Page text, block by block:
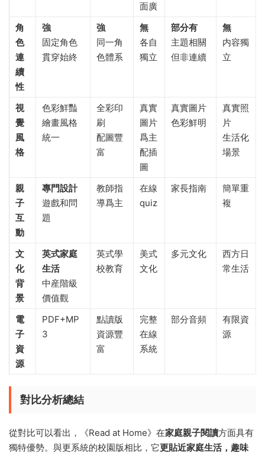
面廣
角
色
連
續
性
強
固定角色
貫穿始終
強
同一角
色體系
無
各自
獨立
部分有
主題相關
但非連續
無
内容獨
立
視
覺
風
格
色彩鮮豔
繪畫風格
統一
全彩印
刷
配圖豐
富
真實
圖片
爲主
配插
圖
真實圖片
色彩鮮明
真實照
片
生活化
場景
親
子
互
動
專門設計
遊戲和問
題
教師指
導爲主
在線
quiz
家長指南
簡單重
複
文
化
背
景
英式家庭
生活
中産階級
價值觀
英式學
校教育
美式
文化
多元文化
西方日
常生活
電
子
資
源
PDF+MP
3
點讀版
資源豐
富
完整
在線
系統
部分音頻
有限資
源
對比分析總結
從對比可以看出，《Read at Home》在家庭親子閱讀方面具有
獨特優勢。與更系統的校園版相比，它更貼近家庭生活，趣味